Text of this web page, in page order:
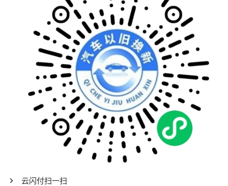
云闪付扫一扫